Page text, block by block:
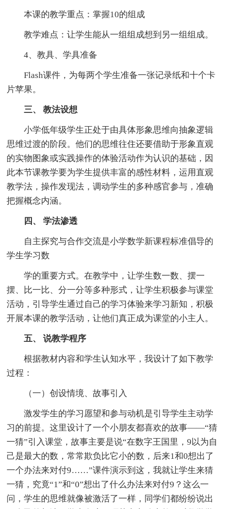
本课的教学重点：掌握10的组成
教学难点：让学生能从一组组成想到另一组组成。
4、教具、学具准备
Flash课件，为每两个学生准备一张记录纸和十个卡
片苹果。
三、 教法设想
小学低年级学生正处于由具体形象思维向抽象逻辑
思维过渡的阶段。他们的思维往住还要借助于形象直观
的实物图象或实践操作的体验活动作为认识的基础，因
此本节课教学要为学生提供丰富的感性材料，运用直观
教学法，操作发现法，调动学生的多种感官参与，准确
把握概念内涵。
四、 学法渗透
自主探究与合作交流是小学数学新课程标准倡导的
学生学习数
学的重要方式。在教学中，让学生数一数、摆一
摆、比一比、分一分等多种形式，让学生积极参与课堂
活动，引导学生通过自己的学习体验来学习新知，积极
开展本课的教学活动，让他们真正成为课堂的小主人。
五、 说教学程序
根据教材内容和学生认知水平，我设计了如下教学
过程：
（一）创设情境、故事引入
激发学生的学习愿望和参与动机是引导学生主动学
习的前提。这里设计了一个小朋友都喜欢的故事——“猜
一猜”引入课堂，故事主要是说“在数字王国里，9以为自
己是最大的数，常常欺负比它小的数，后来1和0想出了
一个办法来对付9……”课件演示到这，我就让学生来猜
一猜，究竟“1”和“0”想出了什么办法来对付9？这么一
问，学生的思维就像被激活了一样，同学们都纷纷说出